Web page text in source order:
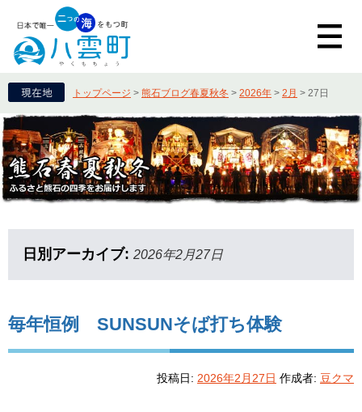
トップページ > 熊石ブログ春夏秋冬 > 2026年 > 2月 > 27日
日別アーカイブ: 2026年2月27日
毎年恒例 SUNSUNそば打ち体験
投稿日: 2026年2月27日 作成者: 豆クマ